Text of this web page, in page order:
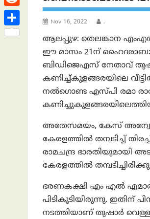
Nov 16, 2022 .
ആലപ്പുഴ: തെലങ്കാന
ഈ മാസം 21ന്
ബിഡിജെഎസ് നേതാവ്
കണിച്ച്‌കുളങ്ങരയിലെ
നൽഗൊണ്ട എസ്പി രമാ
അതേസമയം, കേസ്
കേരളത്തില്‍ തമ്പടിച്ച്
രാമചന്ദ്ര
കേരളത്തില്‍
ഭരണകക്ഷി എം എൽ
പിടികൂടിയിരുന്നു. ഇതിന്
നടത്തിയാണ് തുഷാർ
s
e
t
n
k
e
h
a
R
e
S